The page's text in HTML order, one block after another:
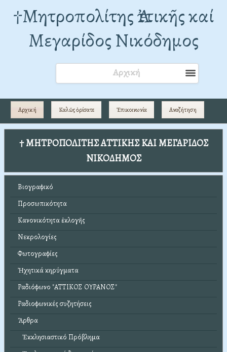
†Mητροπολίτης Ἀττικῆς καί
Μεγαρίδος Νικόδημος
Αρχική
Αρχική Καλῶς ὁρίσατε Ἐπικοινωνία Αναζήτηση
† ΜΗΤΡΟΠΟΛΙΤΗΣ ΑΤΤΙΚΗΣ ΚΑΙ ΜΕΓΑΡΙΔΟΣ
ΝΙΚΟΔΗΜΟΣ
Βιογραφικό
Προσωπικότητα
Κανονικότητα ἐκλογῆς
Νεκρολογίες
Φωτογραφίες
Ἠχητικά κηρύγματα
Ραδιόφωνο "ΑΤΤΙΚΟΣ ΟΥΡΑΝΟΣ"
Ραδιοφωνικές συζητήσεις
Ἄρθρα
Ἐκκλησιαστικό Πρόβλημα